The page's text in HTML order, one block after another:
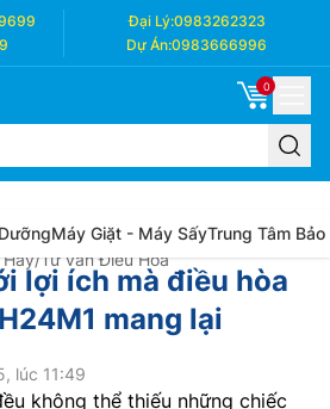
Đại Lý:0983262323
Dự Án:0983666996
0
Máy Giặt - Máy SấyTrung Tâm Bảo
Hay/Tư vấn Điều Hòa
lợi ích mà điều hòa
mang lại
lúc 11:49
không thể thiếu những chiếc